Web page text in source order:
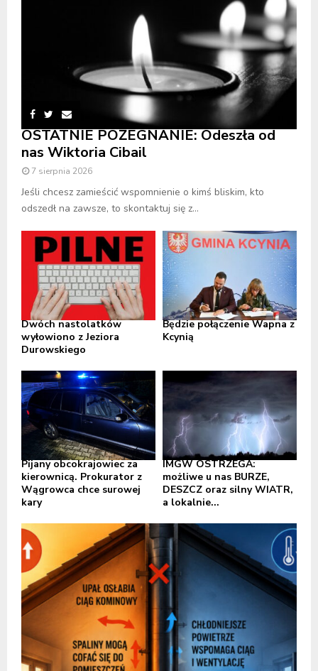
OSTATNIE POŻEGNANIE: Odeszła od
nas Wiktoria Cibail
7 sierpnia 2026
Jeśli chcesz zamieścić wspomnienie o kimś bliskim, kto
odszedł na zawsze, to skontaktuj się z...
Dwóch nastolatków
wyłowiono z Jeziora
Durowskiego
Będzie połączenie Wapna z
Kcynią
Pijany obcokrajowiec za
kierownicą. Prokurator z
Wągrowca chce surowej
kary
IMGW OSTRZEGA:
możliwe u nas BURZE,
DESZCZ oraz silny WIATR,
a lokalnie...